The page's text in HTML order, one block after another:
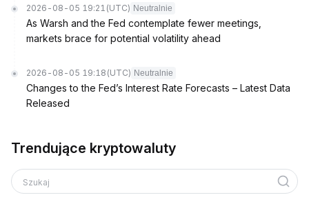
2026-08-05 19:21 (UTC) Neutralnie
As Warsh and the Fed contemplate fewer meetings,
markets brace for potential volatility ahead
2026-08-05 19:18 (UTC) Neutralnie
Changes to the Fed’s Interest Rate Forecasts – Latest Data
Released
Trendujące kryptowaluty
Szukaj